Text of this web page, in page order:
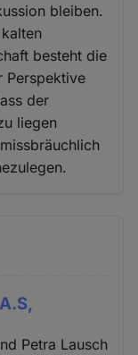
bleiben.
besteht die
Perspektive
der
liegen
Petra Lausch